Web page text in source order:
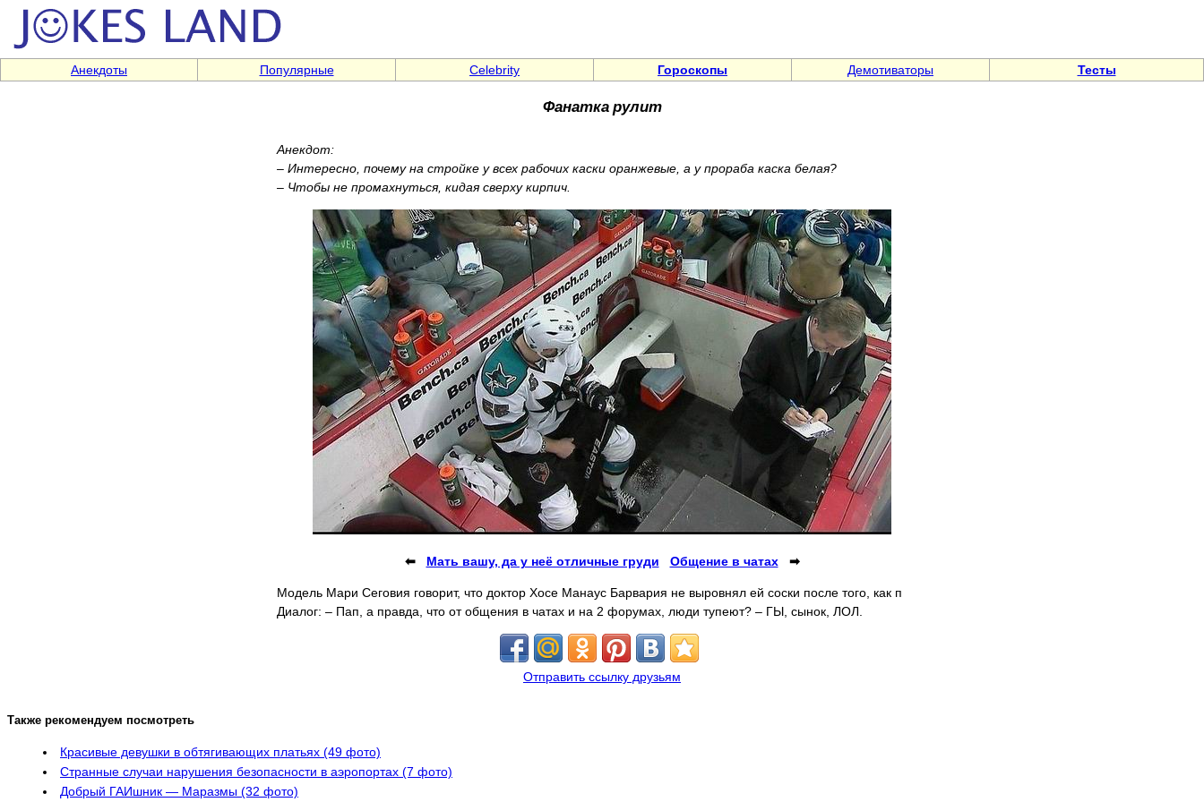
Анекдоты Популярные Celebrity Гороскопы Демотиваторы Тесты
Фанатка рулит
Анекдот:
– Интересно, почему на стройке у всех рабочих каски оранжевые, а у прораба каска белая?
– Чтобы не промахнуться, кидая сверху кирпич.
⬅ Мать вашу, да у неё отличные груди Общение в чатах➡
Модель Мари Сеговия говорит, что доктор Хосе Манаус Барвария не выровнял ей соски после того, как п
Диалог: – Пап, а правда, что от общения в чатах и на 2 форумах, люди тупеют? – ГЫ, сынок, ЛОЛ.
Отправить ссылку друзьям
Также рекомендуем посмотреть
Красивые девушки в обтягивающих платьях (49 фото)
Странные случаи нарушения безопасности в аэропортах (7 фото)
Добрый ГАИшник — Маразмы (32 фото)